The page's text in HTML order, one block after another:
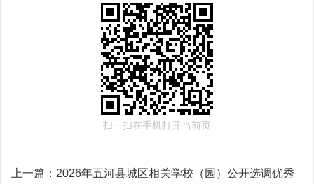
扫一扫在手机打开当前页
上一篇： 2026年五河县城区相关学校（园）公开选调优秀